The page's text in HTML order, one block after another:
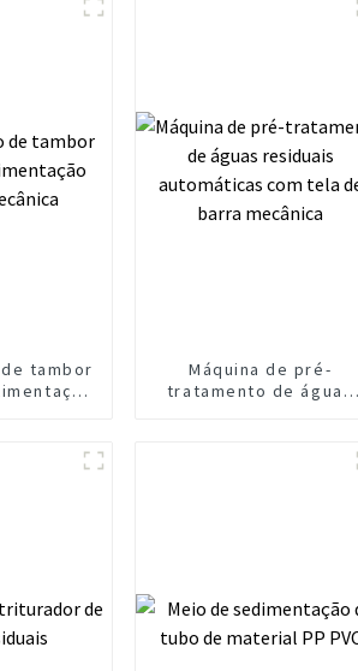
tambor
Máquina de pré-
tratamento de águas